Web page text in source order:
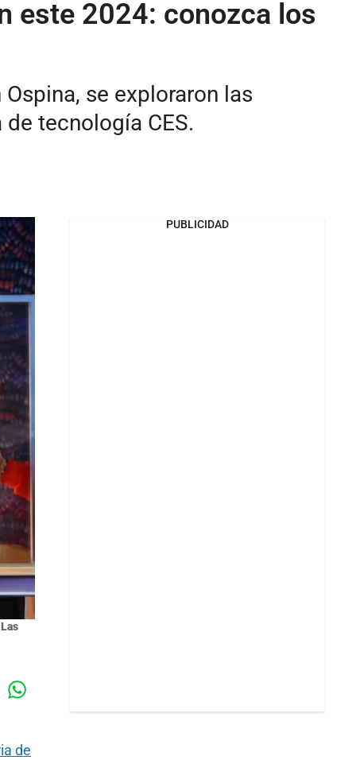
este 2024: conozca los
se exploraron las
tecnología CES.
de
PUBLICIDAD